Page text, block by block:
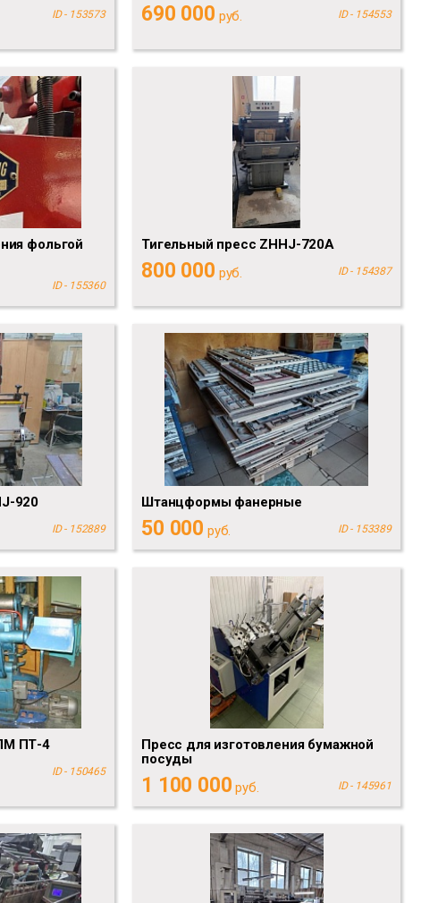
ID - 153573 690 000 руб. ID - 154553
фольгой
ID - 155360
Тигельный пресс ZHHJ-720A
800 000 руб. ID - 154387
920
ID - 152889
Штанцформы фанерные
50 000 руб. ID - 153389
ПТ-4
ID - 150465
Пресс для изготовления бумажной
посуды
1 100 000 руб. ID - 145961